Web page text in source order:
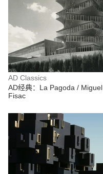
AD Classics
AD经典：La Pagoda / Miguel
Fisac